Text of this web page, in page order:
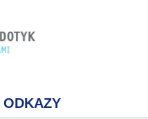
ODKAZY